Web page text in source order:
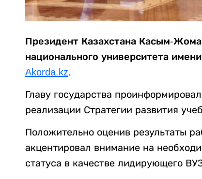
Президент Казахстана Касым-
национального университета
Akorda.kz.
Главу государства
реализации Стратегии развития
Положительно оценив результаты
акцентировал внимание на
статуса в качестве лидирующего